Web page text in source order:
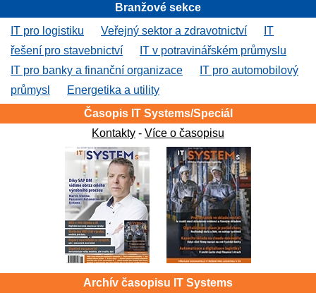
Branžové sekce
IT pro logistiku
Veřejný sektor a zdravotnictví
IT
řešení pro stavebnictví
IT v potravinářském průmyslu
IT pro banky a finanční organizace
IT pro automobilový
průmysl
Energetika a utility
Časopis IT Systems/Speciál
Kontakty - Více o časopisu
Archív časopisu IT Systems